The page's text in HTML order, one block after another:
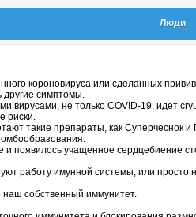
Люди
короновируса или сделанных
другие симптомы.
вирусами, не только COVID-19, идет
риски.
такие препараты, как Суперчеснок
и появилось учащенное сердцебиение
работу имунной системы, или просто
наш собственный иммунитет.